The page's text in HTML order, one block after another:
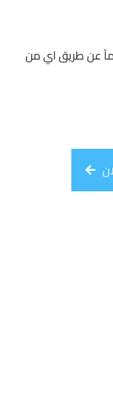
عن طريق اي من